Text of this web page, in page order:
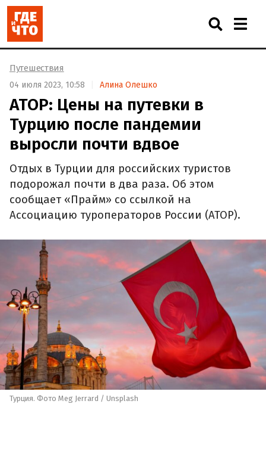
Путешествия
04 июля 2023, 10:58 Алина Олешко
АТОР: Цены на путевки в
Турцию после пандемии
выросли почти вдвое
Отдых в Турции для российских туристов
подорожал почти в два раза. Об этом
сообщает «Прайм» со ссылкой на
Ассоциацию туроператоров России (АТОР).
Турция. Фото Meg Jerrard / Unsplash